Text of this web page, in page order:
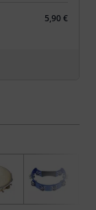
5,90 €